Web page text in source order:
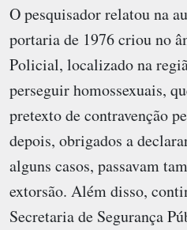
O pesquisador relatou na
portaria de 1976 criou no
Policial, localizado na
perseguir homossexuais,
pretexto de contravenção
depois, obrigados a
alguns casos, passavam
extorsão. Além disso,
Secretaria de Segurança